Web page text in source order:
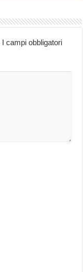
I campi obbligatori